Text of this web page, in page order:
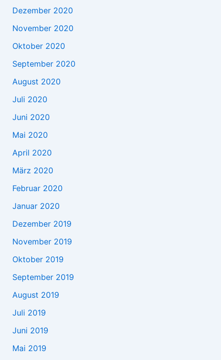
Dezember 2020
November 2020
Oktober 2020
September 2020
August 2020
Juli 2020
Juni 2020
Mai 2020
April 2020
März 2020
Februar 2020
Januar 2020
Dezember 2019
November 2019
Oktober 2019
September 2019
August 2019
Juli 2019
Juni 2019
Mai 2019